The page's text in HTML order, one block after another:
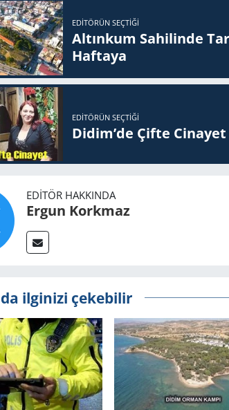
EDITÖRÜN SEÇTIĞI
Altınkum Sahilinde
Haftaya
EDITÖRÜN SEÇTIĞI
Didim’de Çifte Ci­na­yet
EDITÖR HAKKINDA
Ergun Korkmaz
ilginizi çekebilir